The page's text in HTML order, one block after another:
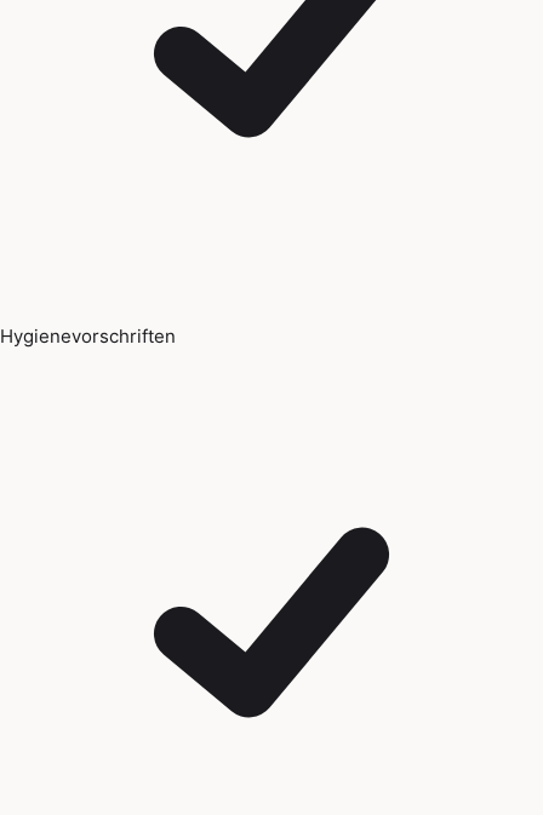
Hygienevorschriften